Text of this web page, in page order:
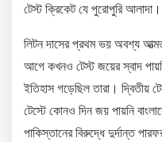
টেস্ট ক্রিকেট যে পুরোপুরি
লিটন দাসের প্রথম ভয় অবশ্য
আগে কখনও টেস্ট জয়ের স্বাদ
ইতিহাস গড়েছিল তারা। দ্বিতীয়
টেস্টে কোনও দিন জয় পায়নি
পাকিস্তানের বিরুদ্ধে দুর্দান্ত